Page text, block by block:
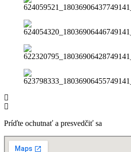
Príďte ochutnať a presvedčiť sa